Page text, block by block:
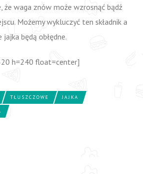
że waga znów może wzrosnąć bądź
Możemy wykluczyć ten składnik a
będą obłędne.
h=240 float=center]
TŁUSZCZOWE JAJKA